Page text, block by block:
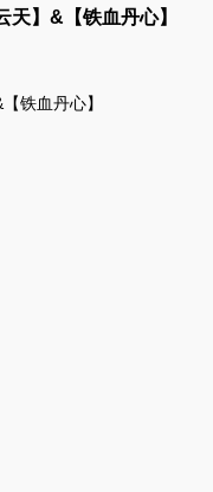
】 &【铁血丹心】
铁血丹心】